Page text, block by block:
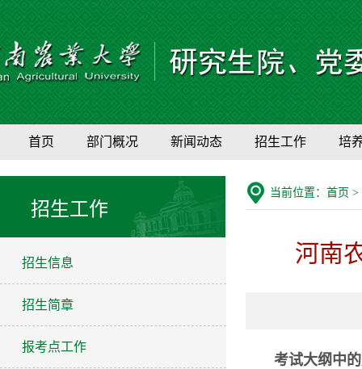
首页 部门概况 新闻动态 招生工作 培
招生工作
招生信息
招生简章
报考点工作
当前位置： 首页 >
河南
考试大纲中的